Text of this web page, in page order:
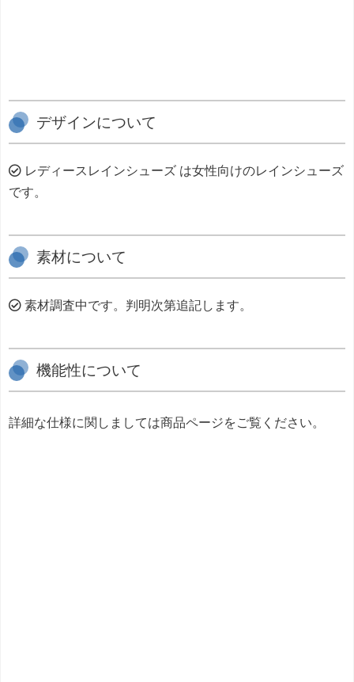
デザインについて
レディースレインシューズ は女性向けのレインシューズ
です。
素材について
素材調査中です。判明次第追記します。
機能性について
詳細な仕様に関しましては商品ページをご覧ください。